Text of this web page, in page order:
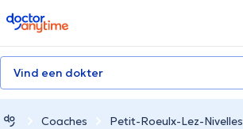
doctoranytime
Vind een dokter
Coaches Petit-Roeulx-Lez-Nivelles